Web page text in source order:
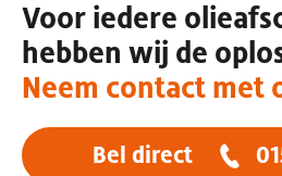
Voor iedere
hebben wij de
Neem contact met
Bel direct